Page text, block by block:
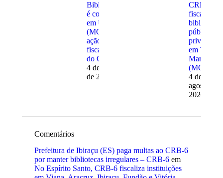
Bibliotecária
é contratada
em Uberaba
(MG) após
ação
fiscalizatória
do CRB-6
4 de agosto
de 2026
CRB-6
fiscaliza
bibliotecas
públicas e
privadas
em Três
Marias
(MG)
4 de
agosto de
2026
Comentários
Prefeitura de Ibiraçu (ES) paga multas ao CRB-6
por manter bibliotecas irregulares – CRB-6 em
No Espírito Santo, CRB-6 fiscaliza instituições